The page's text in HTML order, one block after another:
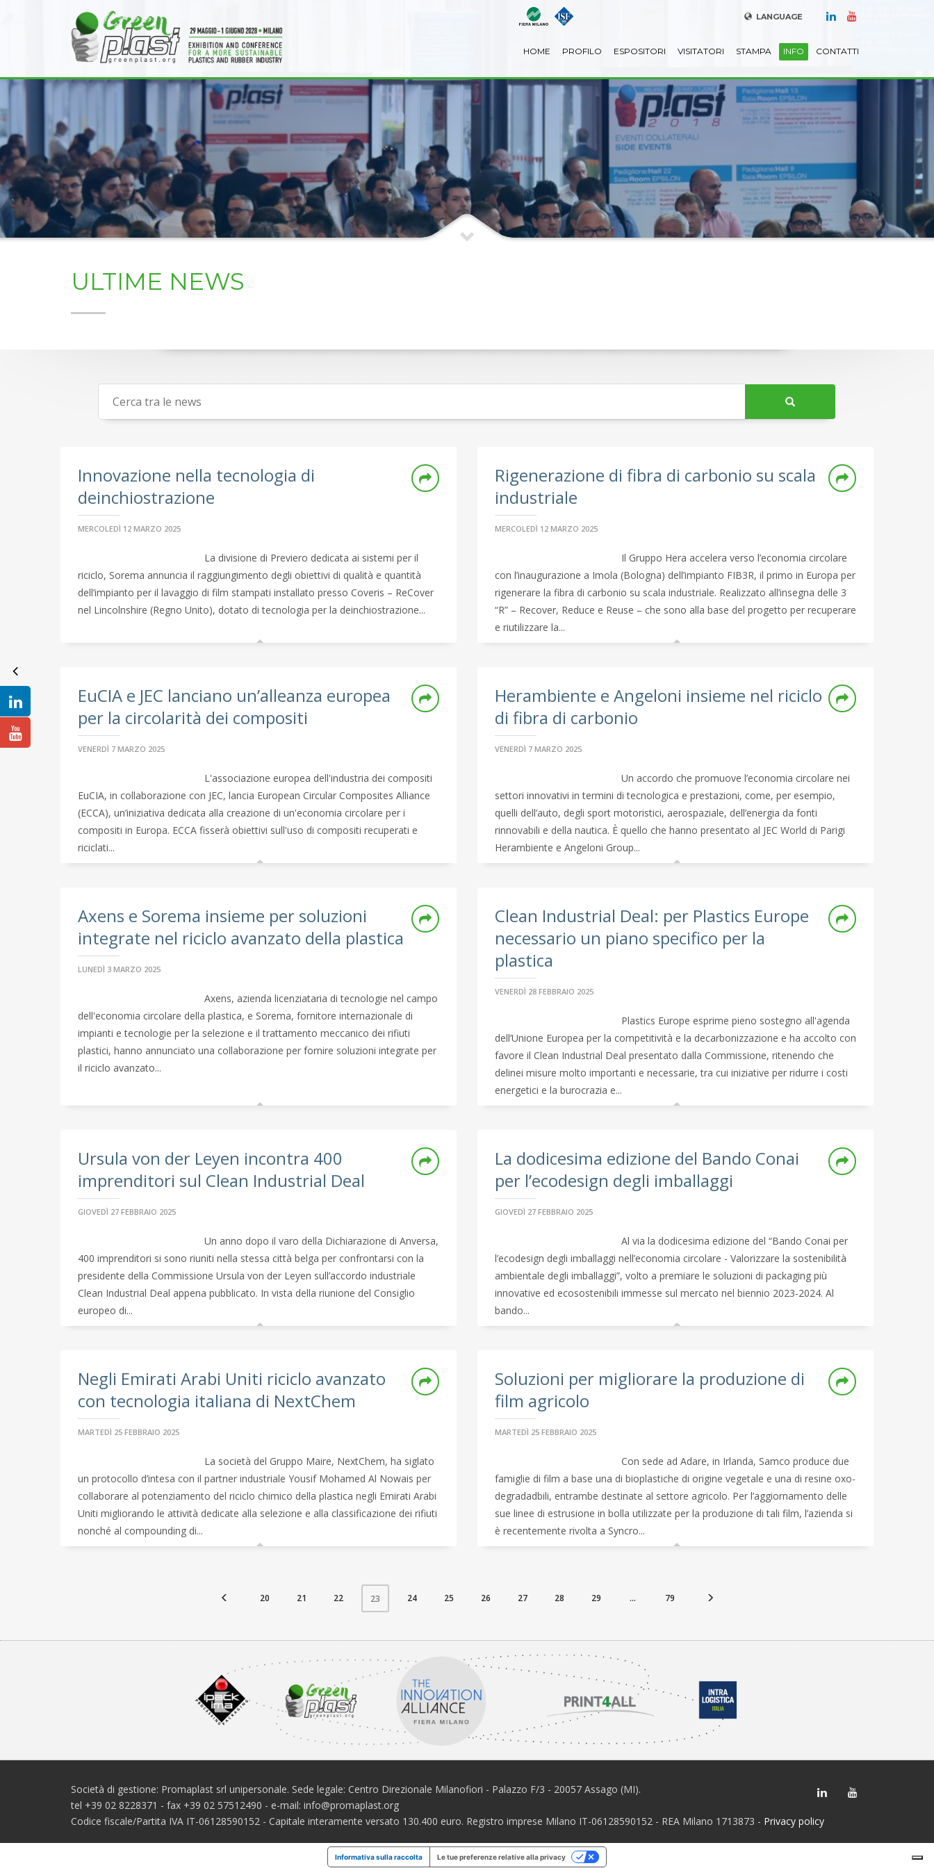
LANGUAGE
HOME PROFILO ESPOSITORI VISITATORI STAMPA INFO CONTATTI
ULTIME NEWS
Innovazione nella tecnologia di
deinchiostrazione
MERCOLEDÌ 12 MARZO 2025
La divisione di Previero dedicata ai sistemi per il
riciclo, Sorema annuncia il raggiungimento degli obiettivi di qualità e quantità
dell’impianto per il lavaggio di film stampati installato presso Coveris – ReCover
nel Lincolnshire (Regno Unito), dotato di tecnologia per la deinchiostrazione...
Rigenerazione di fibra di carbonio su scala
industriale
MERCOLEDÌ 12 MARZO 2025
Il Gruppo Hera accelera verso l’economia circolare
con l’inaugurazione a Imola (Bologna) dell’impianto FIB3R, il primo in Europa per
rigenerare la fibra di carbonio su scala industriale. Realizzato all’insegna delle 3
“R” – Recover, Reduce e Reuse – che sono alla base del progetto per recuperare
e riutilizzare la...
EuCIA e JEC lanciano un’alleanza europea
per la circolarità dei compositi
VENERDÌ 7 MARZO 2025
L'associazione europea dell'industria dei compositi
EuCIA, in collaborazione con JEC, lancia European Circular Composites Alliance
(ECCA), un’iniziativa dedicata alla creazione di un'economia circolare per i
compositi in Europa. ECCA fisserà obiettivi sull'uso di compositi recuperati e
riciclati...
Herambiente e Angeloni insieme nel riciclo
di fibra di carbonio
VENERDÌ 7 MARZO 2025
Un accordo che promuove l’economia circolare nei
settori innovativi in termini di tecnologica e prestazioni, come, per esempio,
quelli dell’auto, degli sport motoristici, aerospaziale, dell’energia da fonti
rinnovabili e della nautica. È quello che hanno presentato al JEC World di Parigi
Herambiente e Angeloni Group...
Axens e Sorema insieme per soluzioni
integrate nel riciclo avanzato della plastica
LUNEDÌ 3 MARZO 2025
Axens, azienda licenziataria di tecnologie nel campo
dell'economia circolare della plastica, e Sorema, fornitore internazionale di
impianti e tecnologie per la selezione e il trattamento meccanico dei rifiuti
plastici, hanno annunciato una collaborazione per fornire soluzioni integrate per
il riciclo avanzato...
Clean Industrial Deal: per Plastics Europe
necessario un piano specifico per la
plastica
VENERDÌ 28 FEBBRAIO 2025
Plastics Europe esprime pieno sostegno all'agenda
dell’Unione Europea per la competitività e la decarbonizzazione e ha accolto con
favore il Clean Industrial Deal presentato dalla Commissione, ritenendo che
delinei misure molto importanti e necessarie, tra cui iniziative per ridurre i costi
energetici e la burocrazia e...
Ursula von der Leyen incontra 400
imprenditori sul Clean Industrial Deal
GIOVEDÌ 27 FEBBRAIO 2025
Un anno dopo il varo della Dichiarazione di Anversa,
400 imprenditori si sono riuniti nella stessa città belga per confrontarsi con la
presidente della Commissione Ursula von der Leyen sull’accordo industriale
Clean Industrial Deal appena pubblicato. In vista della riunione del Consiglio
europeo di...
La dodicesima edizione del Bando Conai
per l’ecodesign degli imballaggi
GIOVEDÌ 27 FEBBRAIO 2025
Al via la dodicesima edizione del “Bando Conai per
l’ecodesign degli imballaggi nell’economia circolare - Valorizzare la sostenibilità
ambientale degli imballaggi”, volto a premiare le soluzioni di packaging più
innovative ed ecosostenibili immesse sul mercato nel biennio 2023-2024. Al
bando...
Negli Emirati Arabi Uniti riciclo avanzato
con tecnologia italiana di NextChem
MARTEDÌ 25 FEBBRAIO 2025
La società del Gruppo Maire, NextChem, ha siglato
un protocollo d’intesa con il partner industriale Yousif Mohamed Al Nowais per
collaborare al potenziamento del riciclo chimico della plastica negli Emirati Arabi
Uniti migliorando le attività dedicate alla selezione e alla classificazione dei rifiuti
nonché al compounding di...
Soluzioni per migliorare la produzione di
film agricolo
MARTEDÌ 25 FEBBRAIO 2025
Con sede ad Adare, in Irlanda, Samco produce due
famiglie di film a base una di bioplastiche di origine vegetale e una di resine oxo-
degradadbili, entrambe destinate al settore agricolo. Per l’aggiornamento delle
sue linee di estrusione in bolla utilizzate per la produzione di tali film, l’azienda si
è recentemente rivolta a Syncro...
20 21 22 23 24 25 26 27 28 29 ... 79
Società di gestione: Promaplast srl unipersonale. Sede legale: Centro Direzionale Milanofiori - Palazzo F/3 - 20057 Assago (MI).
tel +39 02 8228371 - fax +39 02 57512490 - e-mail: info@promaplast.org
Codice fiscale/Partita IVA IT-06128590152 - Capitale interamente versato 130.400 euro. Registro imprese Milano IT-06128590152 - REA Milano 1713873 - Privacy policy
Informativa sulla raccolta Le tue preferenze relative alla privacy